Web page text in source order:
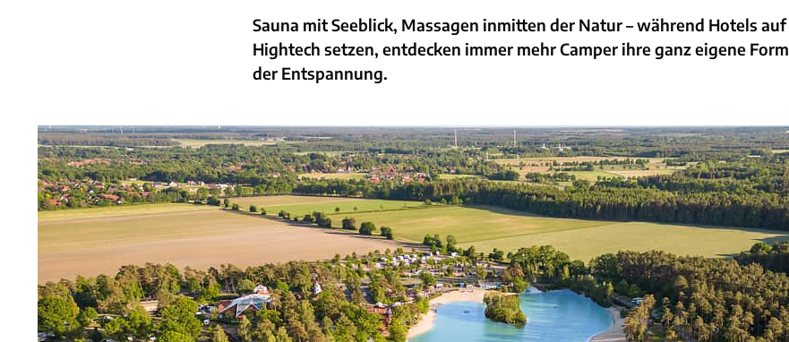
Sauna mit Seeblick, Massagen inmitten der Natur – während Hotels auf
Hightech setzen, entdecken immer mehr Camper ihre ganz eigene Form
der Entspannung.